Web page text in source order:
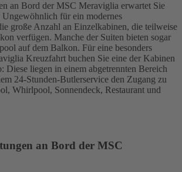
an Bord der MSC Meraviglia erwartet Sie
für ein modernes
große Anzahl an Einzelkabinen, die teilweise
verfügen. Manche der Suiten bieten sogar
auf dem Balkon. Für eine besonders
Kreuzfahrt buchen Sie eine der Kabinen
Diese liegen in einem abgetrennten Bereich
24-Stunden-Butlerservice den Zugang zu
Whirlpool, Sonnendeck, Restaurant und
an Bord der MSC